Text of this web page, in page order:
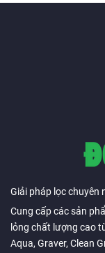
Giải pháp lọc chuyên
Cung cấp các sản
lỏng chất lượng cao
Aqua, Graver, Clean